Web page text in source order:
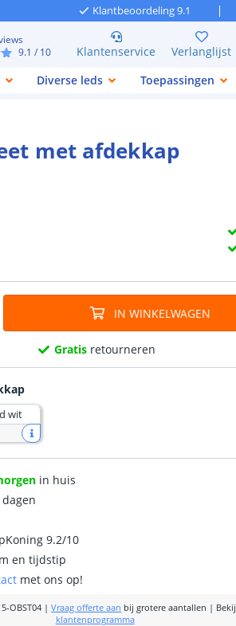
Klantbeoordeling 9.1
9.1 / 10 Klantenservice Verlanglijst
Diverse leds
Toepassingen
met afdekkap
IN WINKELWAGEN
Gratis retourneren
wit
in huis
9.2/10
en tijdstip
met ons op!
OBST04 |Vraag offerte aan bij grotere aantallen |
klantenprogramma